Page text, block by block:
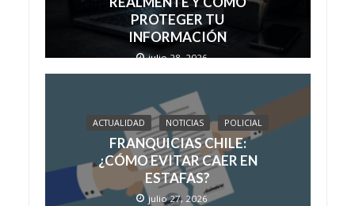
PROTEGER TU
INFORMACIÓN
julio 28, 2026
ACTUALIDAD NOTICIAS POLICIAL
FRANQUICIAS CHILE:
¿CÓMO EVITAR CAER EN
ESTAFAS?
julio 27, 2026